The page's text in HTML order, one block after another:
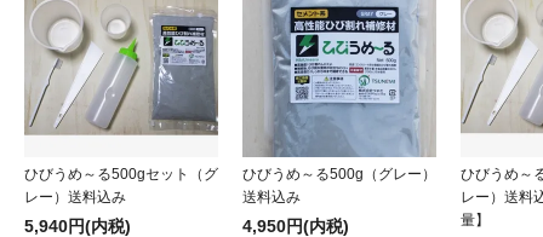
ひびうめ～る500gセット（グ
レー）送料込み
5,940円(内税)
ひびうめ～る500g（グレー）
送料込み
4,950円(内税)
ひびうめ～
レー）送料
量】